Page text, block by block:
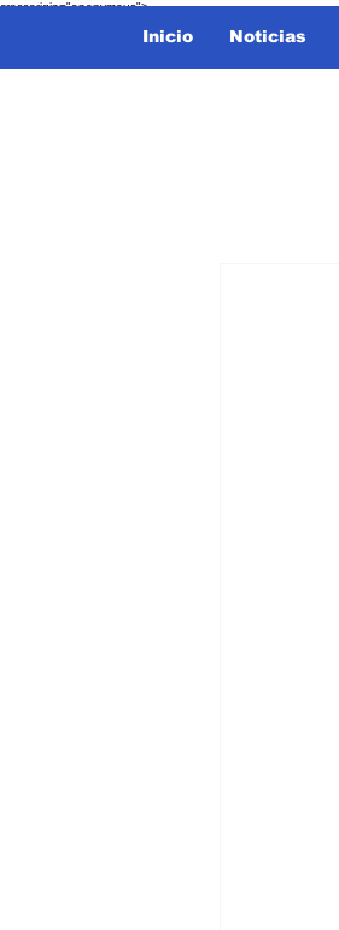
crossorigin="anonymous">
Inicio Noticias